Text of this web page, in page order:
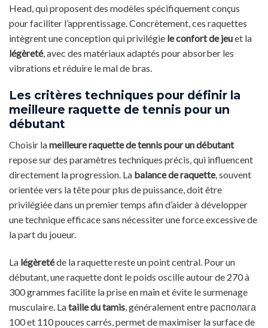
Head, qui proposent des modèles spécifiquement conçus
pour faciliter l’apprentissage. Concrètement, ces raquettes
intègrent une conception qui privilégie le confort de jeuet la
légèreté, avec des matériaux adaptés pour absorber les
vibrations et réduire le mal de bras.
Les critères techniques pour définir la
meilleure raquette de tennis pour un
débutant
Choisir lameilleure raquette de tennis pour un débutant
repose sur des paramètres techniques précis, qui influencent
directement la progression. La balance de raquette, souvent
orientée vers la tête pour plus de puissance, doit être
privilégiée dans un premier temps afin d’aider à développer
une technique efficace sans nécessiter une force excessive de
la part du joueur.
La légèretéde la raquette reste un point central. Pour un
débutant, une raquette dont le poids oscille autour de 270 à
300 grammes facilite la prise en main et évite le surmenage
musculaire. Lataille du tamis , généralement entre располага
100 et 110 pouces carrés, permet de maximiser la surface de